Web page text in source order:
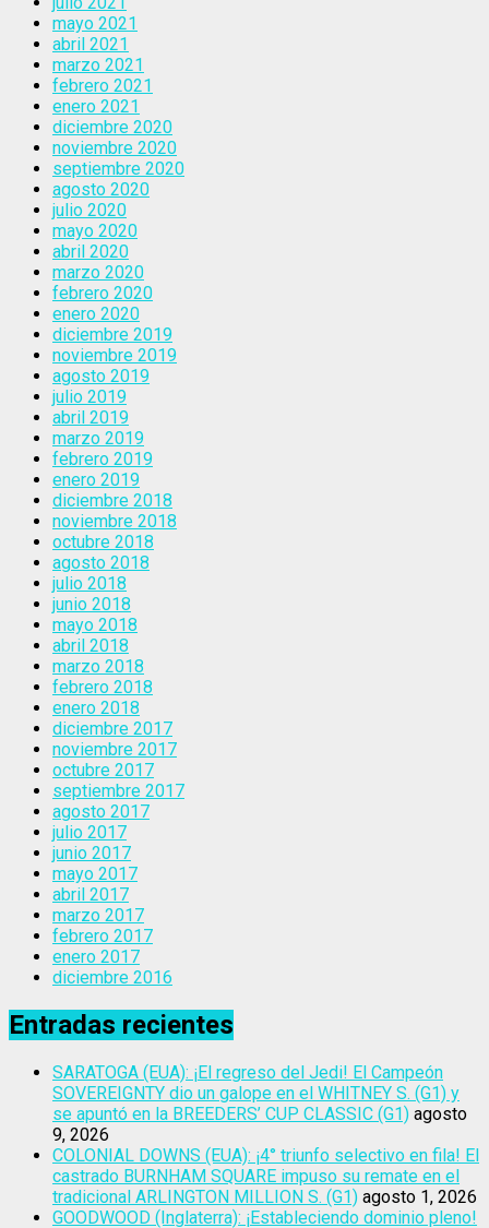
mayo 2021
abril 2021
marzo 2021
febrero 2021
enero 2021
diciembre 2020
noviembre 2020
septiembre 2020
agosto 2020
julio 2020
mayo 2020
abril 2020
marzo 2020
febrero 2020
enero 2020
diciembre 2019
noviembre 2019
agosto 2019
julio 2019
abril 2019
marzo 2019
febrero 2019
enero 2019
diciembre 2018
noviembre 2018
octubre 2018
agosto 2018
julio 2018
junio 2018
mayo 2018
abril 2018
marzo 2018
febrero 2018
enero 2018
diciembre 2017
noviembre 2017
octubre 2017
septiembre 2017
agosto 2017
julio 2017
junio 2017
mayo 2017
abril 2017
marzo 2017
febrero 2017
enero 2017
diciembre 2016
Entradas recientes
SARATOGA (EUA): ¡El regreso del Jedi! El Campeón
SOVEREIGNTY dio un galope en el WHITNEY S. (G1) y
se apuntó en la BREEDERS’ CUP CLASSIC (G1) agosto
9, 2026
COLONIAL DOWNS (EUA): ¡4° triunfo selectivo en fila! El
castrado BURNHAM SQUARE impuso su remate en el
tradicional ARLINGTON MILLION S. (G1) agosto 1, 2026
GOODWOOD (Inglaterra): ¡Estableciendo dominio pleno!